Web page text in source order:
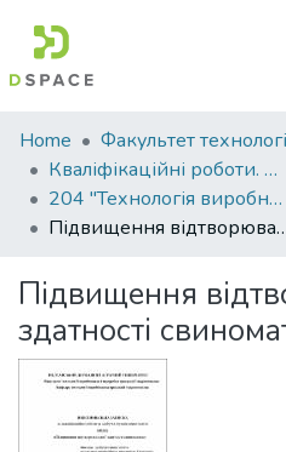
Communities
&
Collections
All of DSpace
Statistics
Home
Кваліфікаційні роботи. Факультет технологій тваринництва та продовольства
204 "Технологія виробництва і переробки продукції тваринництва" - Магістри 2021-2022
Підвищення
Підвищення
здатності